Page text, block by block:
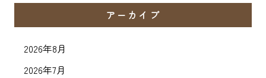
アーカイブ
2026年8月
2026年7月